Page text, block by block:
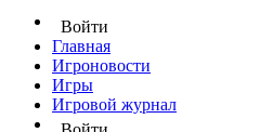
Войти
Главная
Игроновости
Игры
Игровой журнал